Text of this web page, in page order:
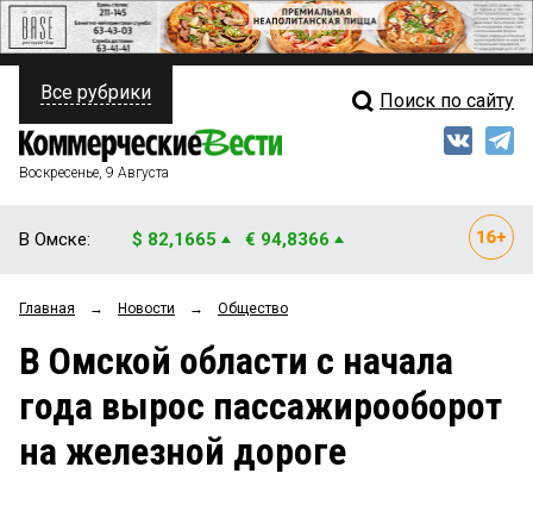
ПОЛИТИКА
ФИНАНСЫ
ОБЩЕСТВО
ЗАКОН
НОВОСТИ КОМПАНИЙ
Свежий выпуск
Рейтинги
Блоги
Архив
Все рубрики Поиск по сайту
Воскресенье, 9 Августа
В Омске: $ 82,1665 € 94,8366
Главная → Новости → Общество
В Омской области с начала
года вырос пассажирооборот
на железной дороге